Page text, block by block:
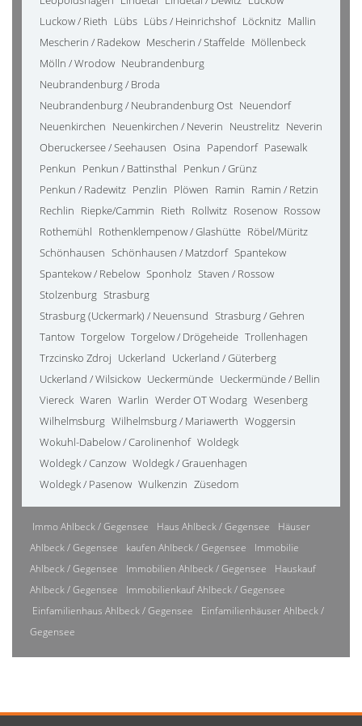
Luckow / Rieth Lübs Lübs / Heinrichshof Löcknitz Mallin
Mescherin / Radekow Mescherin / Staffelde Möllenbeck
Mölln / Wrodow Neubrandenburg
Neubrandenburg / Broda
Neubrandenburg / Neubrandenburg Ost Neuendorf
Neuenkirchen Neuenkirchen / Neverin Neustrelitz Neverin
Oberuckersee / Seehausen Osina Papendorf Pasewalk
Penkun Penkun / Battinsthal Penkun / Grünz
Penkun / Radewitz Penzlin Plöwen Ramin Ramin / Retzin
Rechlin Riepke/Cammin Rieth Rollwitz Rosenow Rossow
Rothemühl Rothenklempenow / Glashütte Röbel/Müritz
Schönhausen Schönhausen / Matzdorf Spantekow
Spantekow / Rebelow Sponholz Staven / Rossow
Stolzenburg Strasburg
Strasburg (Uckermark) / Neuensund Strasburg / Gehren
Tantow Torgelow Torgelow / Drögeheide Trollenhagen
Trzcinsko Zdroj Uckerland Uckerland / Güterberg
Uckerland / Wilsickow Ueckermünde Ueckermünde / Bellin
Viereck Waren Warlin Werder OT Wodarg Wesenberg
Wilhelmsburg Wilhelmsburg / Mariawerth Woggersin
Wokuhl-Dabelow / Carolinenhof Woldegk
Woldegk / Canzow Woldegk / Grauenhagen
Woldegk / Pasenow Wulkenzin Züsedom
Immo Ahlbeck / Gegensee Haus Ahlbeck / Gegensee
Häuser
Ahlbeck / Gegensee
kaufen Ahlbeck / Gegensee
Immobilie
Ahlbeck / Gegensee
Immobilien Ahlbeck / Gegensee
Hauskauf
Ahlbeck / Gegensee
Immobilienkauf Ahlbeck / Gegensee
Einfamilienhaus Ahlbeck / Gegensee
Einfamilienhäuser Ahlbeck /
Gegensee